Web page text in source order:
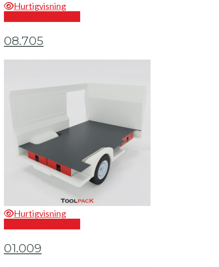
Hurtigvisning
08.705
Hurtigvisning
01.009